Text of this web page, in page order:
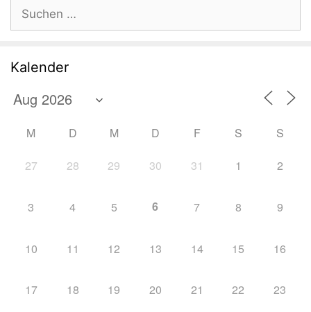
nach:
Kalender
M D M D F S S
27 28 29 30 31 1 2
3 4 5 6 7 8 9
10 11 12 13 14 15 16
17 18 19 20 21 22 23